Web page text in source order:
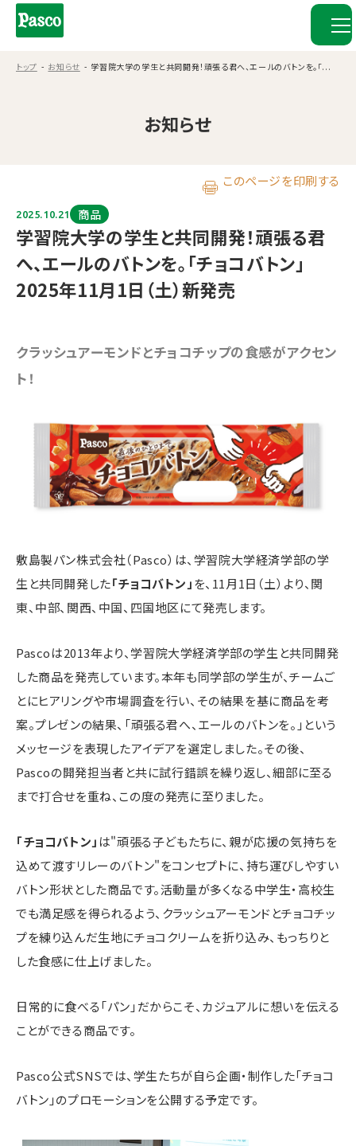
トップ お知らせ 学習院大学の学生と共同開発！頑張る君へ、エールのバトンを。「...
お知らせ
学習院大学の学生と共同開発！頑張る君
へ、エールのバトンを。「チョコバトン」
2025年11月1日（土）新発売
2025.10.21 商品
このページを印刷する
クラッシュアーモンドとチョコチップの食感がアクセン
ト！
敷島製パン株式会社（Pasco）は、学習院大学経済学部の学
生と共同開発した「チョコバトン」を、11月1日（土）より、関
東、中部、関西、中国、四国地区にて発売します。
Pascoは2013年より、学習院大学経済学部の学生と共同開発
した商品を発売しています。本年も同学部の学生が、チームご
とにヒアリングや市場調査を行い、その結果を基に商品を考
案。プレゼンの結果、「頑張る君へ、エールのバトンを。」という
メッセージを表現したアイデアを選定しました。その後、
Pascoの開発担当者と共に試行錯誤を繰り返し、細部に至る
まで打合せを重ね、この度の発売に至りました。
「チョコバトン」 は"頑張る子どもたちに、親が応援の気持ちを
込めて渡すリレーのバトン"をコンセプトに、持ち運びしやすい
バトン形状とした商品です。活動量が多くなる中学生・高校生
でも満足感を得られるよう、クラッシュアーモンドとチョコチッ
プを練り込んだ生地にチョコクリームを折り込み、もっちりと
した食感に仕上げました。
日常的に食べる「パン」だからこそ、カジュアルに想いを伝える
ことができる商品です。
Pasco公式SNSでは、学生たちが自ら企画・制作した「チョコ
バトン」のプロモーションを公開する予定です。